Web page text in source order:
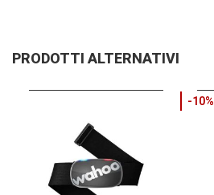
PRODOTTI ALTERNATIVI
-10%